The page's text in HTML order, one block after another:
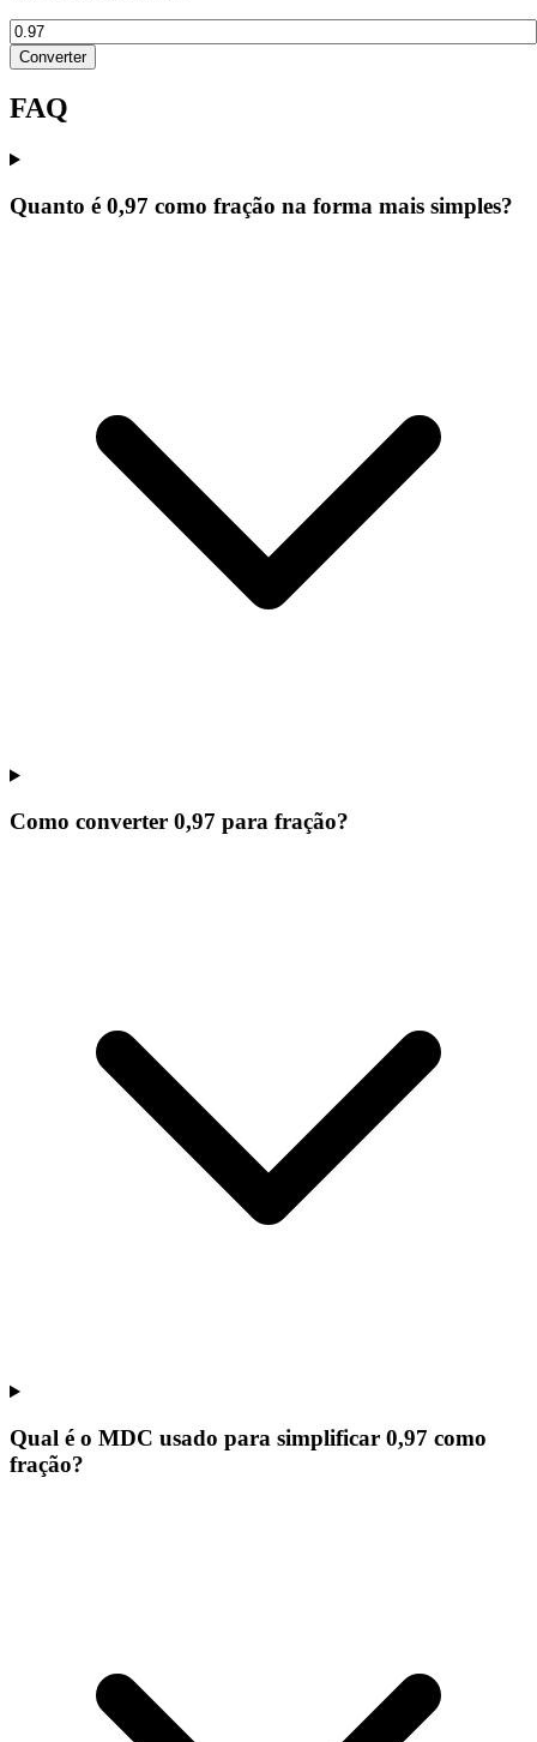
Converter
FAQ
Quanto é 0,97 como fração na forma mais simples?
Como converter 0,97 para fração?
Qual é o MDC usado para simplificar 0,97 como
fração?